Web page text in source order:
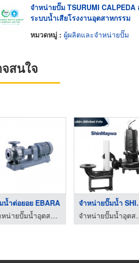
จำหน่ายปั๊ม TSURUMI CALPEDA
ระบบน้ำเสียโรงงานอุตสาหกรรม
หมวดหมู่ : ผู้ผลิตและจำหน่ายปั๊ม
สนใจ
น้ำต่อยอย EBARA
จำหน่ายปั๊มน้ำอุตสาหกรรม ปรีดีทรัพย์
จำหน่
จำหน่าย